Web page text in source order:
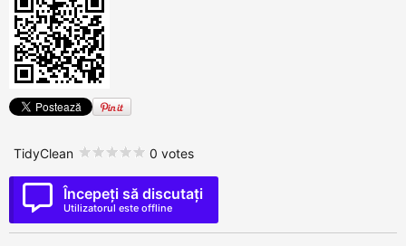
TidyClean 0 votes
Începeți să discutați
Utilizatorul este offline